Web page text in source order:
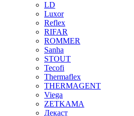
LD
Luxor
Reflex
RIFAR
ROMMER
Sanha
STOUT
Tecofi
Thermaflex
THERMAGENT
Viega
ZETKAMA
Декаст